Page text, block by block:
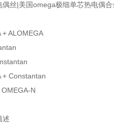
偶丝|美国omega极细单芯热电偶
+ ALOMEGA
+ Constantan
N
述